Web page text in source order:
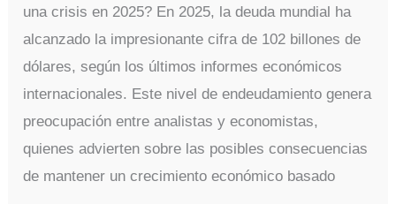
una crisis en 2025? En 2025, la deuda mundial ha
alcanzado la impresionante cifra de 102 billones de
dólares, según los últimos informes económicos
internacionales. Este nivel de endeudamiento genera
preocupación entre analistas y economistas,
quienes advierten sobre las posibles consecuencias
de mantener un crecimiento económico basado